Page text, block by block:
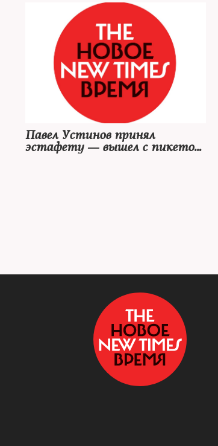
Павел Устинов принял
эстафету — вышел с пикетом